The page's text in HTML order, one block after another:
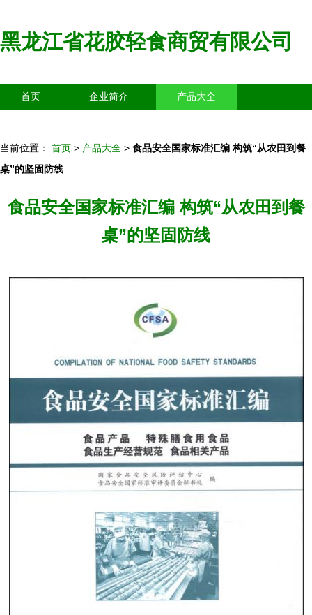
黑龙江省花胶轻食商贸有限公司
首页 企业简介 产品大全
当前位置： 首页 > 产品大全 > 食品安全国家标准汇编 构筑“从农田到餐
桌”的坚固防线
食品安全国家标准汇编 构筑“从农田到餐
桌”的坚固防线